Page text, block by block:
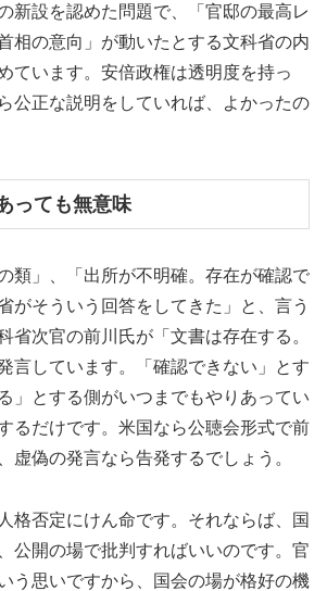
新設を認めた問題で、「官邸の最高レ
相の意向」が動いたとする文科省の内
ています。安倍政権は透明度を持っ
公正な説明をしていれば、よかったの
っても無意味
類」、「出所が不明確。存在が確認で
がそういう回答をしてきた」と、言う
省次官の前川氏が「文書は存在する。
言しています。「確認できない」とす
」とする側がいつまでもやりあってい
るだけです。米国なら公聴会形式で前
虚偽の発言なら告発するでしょう。
格否定にけん命です。それならば、国
公開の場で批判すればいいのです。官
う思いですから、国会の場が格好の機